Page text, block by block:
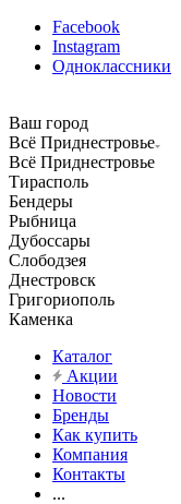
Facebook
Instagram
Одноклассники
Ваш город
Всё Приднестровье
Всё Приднестровье
Тирасполь
Бендеры
Рыбница
Дубоссары
Слободзея
Днестровск
Григориополь
Каменка
Каталог
Акции
Новости
Бренды
Как купить
Компания
Контакты
...